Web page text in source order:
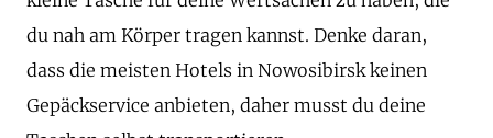
du nah am Körper tragen kannst. Denke daran,
dass die meisten Hotels in Nowosibirsk keinen
Gepäckservice anbieten, daher musst du deine